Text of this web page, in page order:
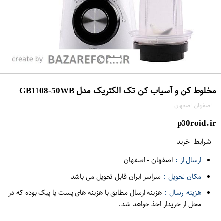
مخلوط کن و آسیاب کن تک الکتریک مدل GB1108-50WB
اصفهان اصفهان
p30roid.ir
شرایط خرید
ارسال از : اصفهان-اصفهان
مکان تحویل : سراسر ایران قابل تحویل می باشد
هزینه ارسال : هزینه ارسال مطابق با هزینه های پست یا پیک بوده که در
محل از خریدار اخذ خواهد شد.